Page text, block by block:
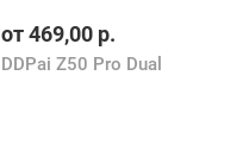
от469,00 р.
DDPai Z50 Pro Dual